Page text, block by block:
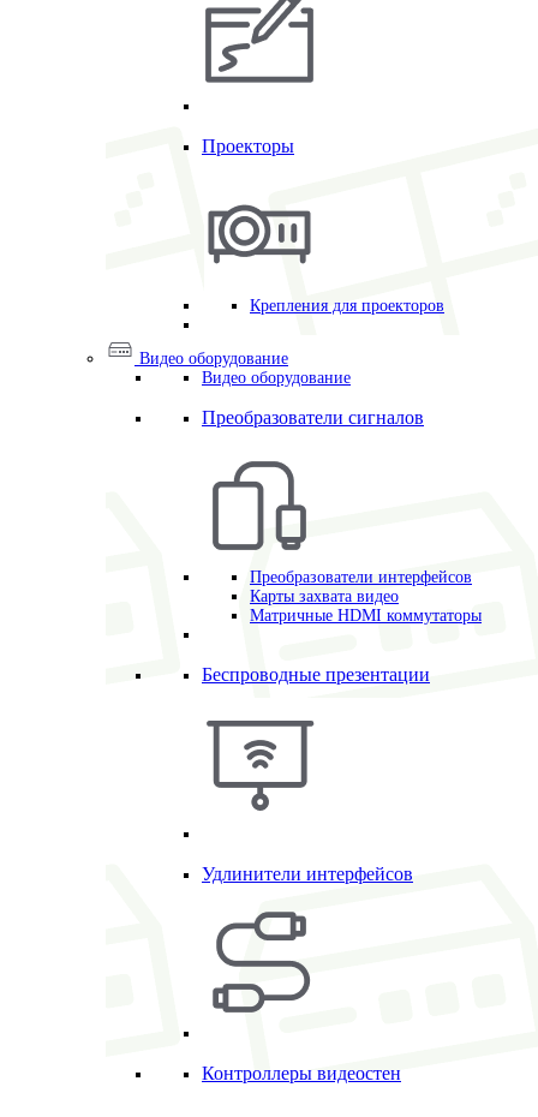
Проекторы
Крепления для проекторов
Видео оборудование
Видео оборудование
Преобразователи сигналов
Преобразователи интерфейсов
Карты захвата видео
Матричные HDMI коммутаторы
Беспроводные презентации
Удлинители интерфейсов
Контроллеры видеостен